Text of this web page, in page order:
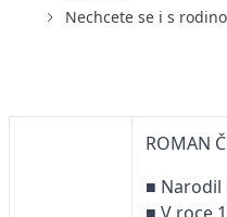
Nechcete se i s
ROMAN
■ Narodil